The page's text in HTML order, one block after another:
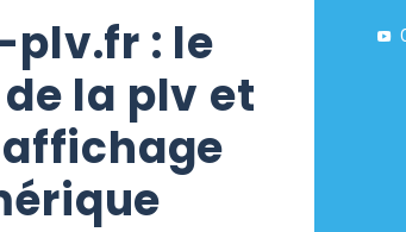
plv.fr : le
la plv et